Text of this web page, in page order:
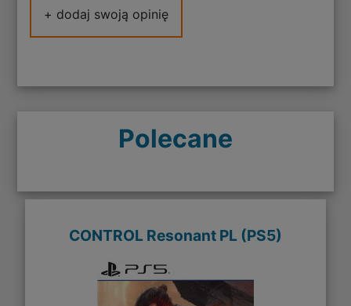
+ dodaj swoją opinię
Polecane
CONTROL Resonant PL (PS5)